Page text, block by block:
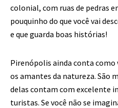
colonial, com ruas de pedras
pouquinho do que você vai
e que guarda boas histórias!
Pirenópolis ainda conta
os amantes da natureza. São
delas contam com excelente
turistas. Se você não se